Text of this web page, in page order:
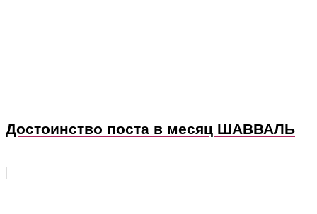
Достоинство поста в месяц ШАВВАЛЬ